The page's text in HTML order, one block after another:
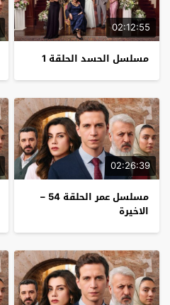
02:12:55
مسلسل الحسد الحلقة 1
02:26:39
مسلسل عمر الحلقة 54 –
الاخيرة